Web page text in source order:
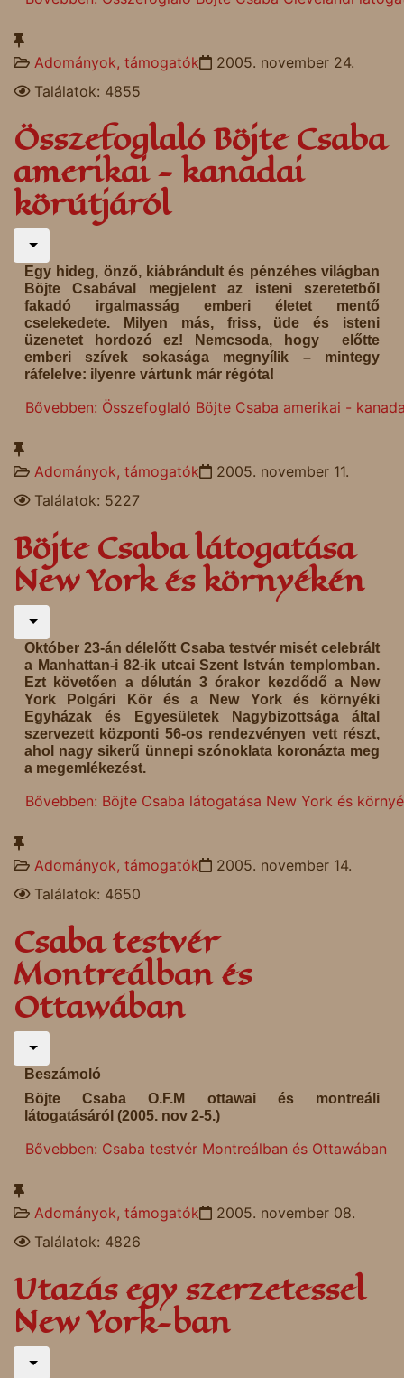
Adományok, támogatók
2005. november 24.
Találatok: 4855
Összefoglaló Böjte Csaba
amerikai - kanadai
körútjáról
Egy hideg, önző, kiábrándult és pénzéhes világban
Böjte Csabával megjelent az isteni szeretetből
fakadó irgalmasság emberi életet mentő
cselekedete. Milyen más, friss, üde és isteni
üzenetet hordozó ez! Nemcsoda, hogy előtte
emberi szívek sokasága megnyílik – mintegy
ráfelelve: ilyenre vártunk már régóta!
Bővebben: Összefoglaló Böjte Csaba amerikai -
Adományok, támogatók
2005. november 11.
Találatok: 5227
Böjte Csaba látogatása
New York és környékén
Október 23-án délelőtt Csaba testvér misét celebrált
a Manhattan-i 82-ik utcai Szent István templomban.
Ezt követően a délután 3 órakor kezdődő a New
York Polgári Kör és a New York és környéki
Egyházak és Egyesületek Nagybizottsága által
szervezett központi 56-os rendezvényen vett részt,
ahol nagy sikerű ünnepi szónoklata koronázta meg
a megemlékezést.
Bővebben: Böjte Csaba látogatása New York és
Adományok, támogatók
2005. november 14.
Találatok: 4650
Csaba testvér
Montreálban és
Ottawában
Beszámoló
Böjte Csaba O.F.M ottawai és montreáli
látogatásáról (2005. nov 2-5.)
Bővebben: Csaba testvér Montreálban és Ottawában
Adományok, támogatók
2005. november 08.
Találatok: 4826
Utazás egy szerzetessel
New York-ban